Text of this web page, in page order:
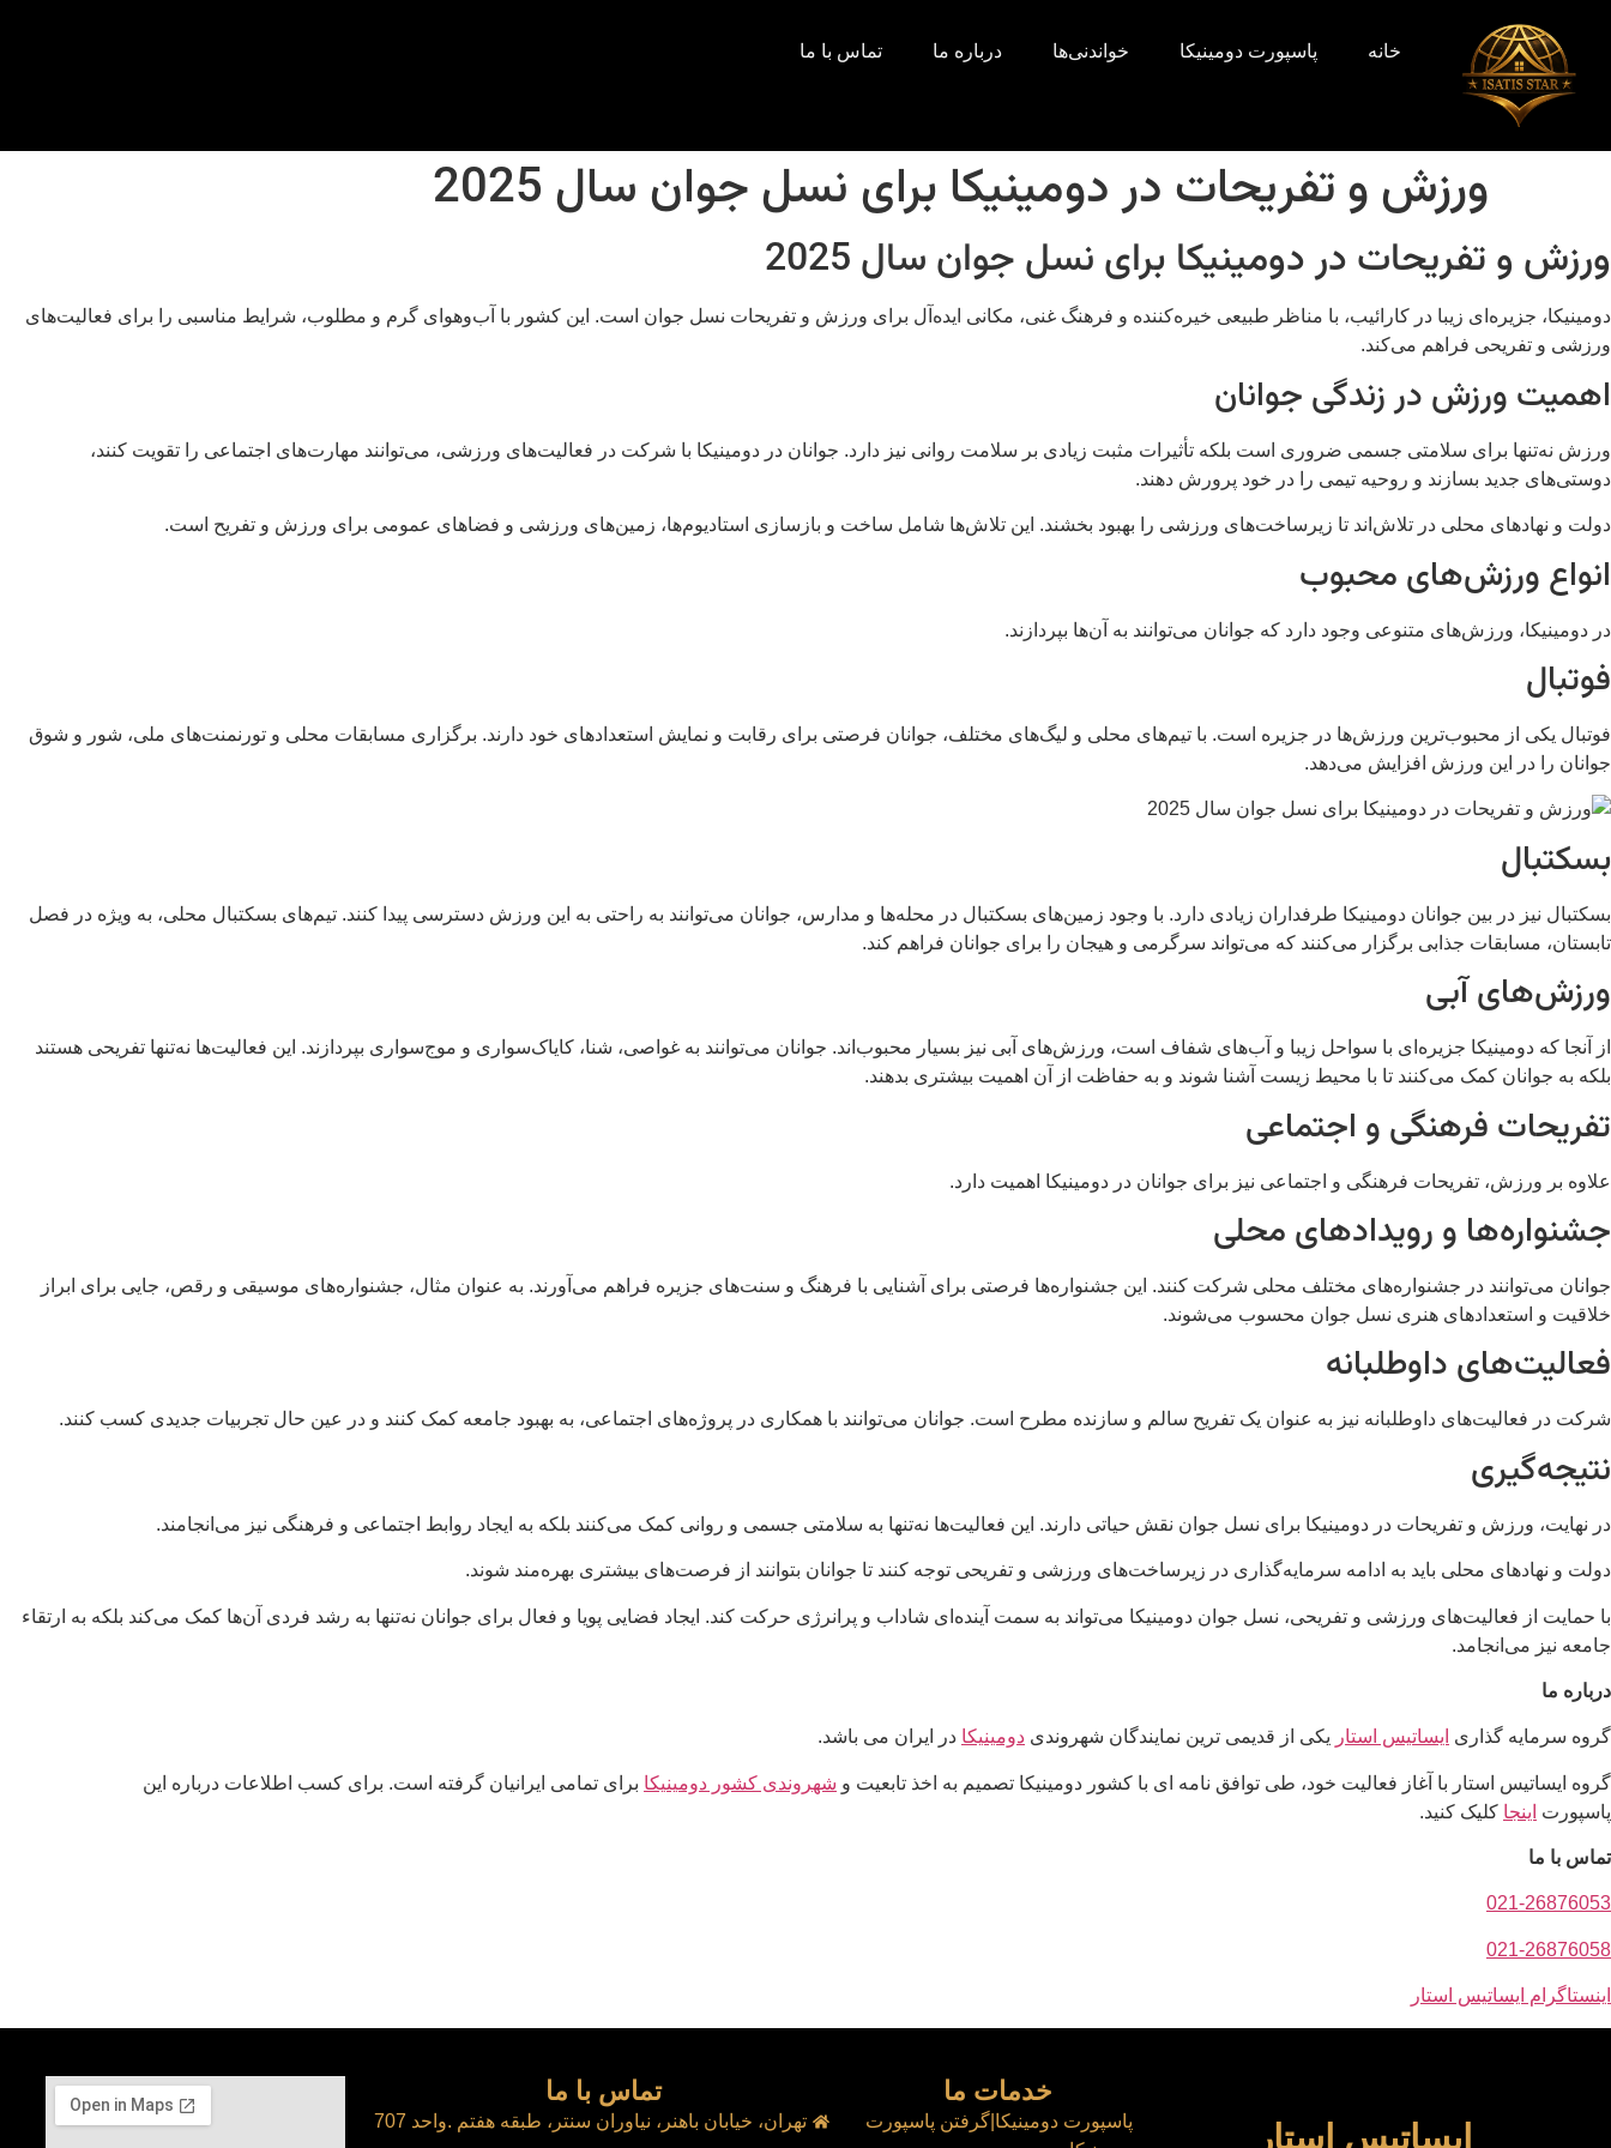
خانه پاسپورت دومینیکا خواندنی‌ها درباره ما تماس با ما
ورزش و تفریحات در دومینیکا برای نسل جوان سال 2025
ورزش و تفریحات در دومینیکا برای نسل جوان سال 2025
دومینیکا، جزیره‌ای زیبا در کارائیب، با مناظر طبیعی خیره‌کننده و فرهنگ غنی، مکانی ایده‌آل برای ورزش و تفریحات نسل جوان است. این کشور با آب‌وهوای گرم و مطلوب، شرایط مناسبی را برای فعالیت‌های
ورزشی و تفریحی فراهم می‌کند.
اهمیت ورزش در زندگی جوانان
ورزش نه‌تنها برای سلامتی جسمی ضروری است بلکه تأثیرات مثبت زیادی بر سلامت روانی نیز دارد. جوانان در دومینیکا با شرکت در فعالیت‌های ورزشی، می‌توانند مهارت‌های اجتماعی را تقویت کنند،
دوستی‌های جدید بسازند و روحیه تیمی را در خود پرورش دهند.
دولت و نهادهای محلی در تلاش‌اند تا زیرساخت‌های ورزشی را بهبود بخشند. این تلاش‌ها شامل ساخت و بازسازی استادیوم‌ها، زمین‌های ورزشی و فضاهای عمومی برای ورزش و تفریح است.
انواع ورزش‌های محبوب
در دومینیکا، ورزش‌های متنوعی وجود دارد که جوانان می‌توانند به آن‌ها بپردازند.
فوتبال
فوتبال یکی از محبوب‌ترین ورزش‌ها در جزیره است. با تیم‌های محلی و لیگ‌های مختلف، جوانان فرصتی برای رقابت و نمایش استعدادهای خود دارند. برگزاری مسابقات محلی و تورنمنت‌های ملی، شور و شوق
جوانان را در این ورزش افزایش می‌دهد.
بسکتبال
بسکتبال نیز در بین جوانان دومینیکا طرفداران زیادی دارد. با وجود زمین‌های بسکتبال در محله‌ها و مدارس، جوانان می‌توانند به راحتی به این ورزش دسترسی پیدا کنند. تیم‌های بسکتبال محلی، به ویژه در فصل
تابستان، مسابقات جذابی برگزار می‌کنند که می‌تواند سرگرمی و هیجان را برای جوانان فراهم کند.
ورزش‌های آبی
از آنجا که دومینیکا جزیره‌ای با سواحل زیبا و آب‌های شفاف است، ورزش‌های آبی نیز بسیار محبوب‌اند. جوانان می‌توانند به غواصی، شنا، کایاک‌سواری و موج‌سواری بپردازند. این فعالیت‌ها نه‌تنها تفریحی هستند
بلکه به جوانان کمک می‌کنند تا با محیط زیست آشنا شوند و به حفاظت از آن اهمیت بیشتری بدهند.
تفریحات فرهنگی و اجتماعی
علاوه بر ورزش، تفریحات فرهنگی و اجتماعی نیز برای جوانان در دومینیکا اهمیت دارد.
جشنواره‌ها و رویدادهای محلی
جوانان می‌توانند در جشنواره‌های مختلف محلی شرکت کنند. این جشنواره‌ها فرصتی برای آشنایی با فرهنگ و سنت‌های جزیره فراهم می‌آورند. به عنوان مثال، جشنواره‌های موسیقی و رقص، جایی برای ابراز
خلاقیت و استعدادهای هنری نسل جوان محسوب می‌شوند.
فعالیت‌های داوطلبانه
شرکت در فعالیت‌های داوطلبانه نیز به عنوان یک تفریح سالم و سازنده مطرح است. جوانان می‌توانند با همکاری در پروژه‌های اجتماعی، به بهبود جامعه کمک کنند و در عین حال تجربیات جدیدی کسب کنند.
نتیجه‌گیری
در نهایت، ورزش و تفریحات در دومینیکا برای نسل جوان نقش حیاتی دارند. این فعالیت‌ها نه‌تنها به سلامتی جسمی و روانی کمک می‌کنند بلکه به ایجاد روابط اجتماعی و فرهنگی نیز می‌انجامند.
دولت و نهادهای محلی باید به ادامه سرمایه‌گذاری در زیرساخت‌های ورزشی و تفریحی توجه کنند تا جوانان بتوانند از فرصت‌های بیشتری بهره‌مند شوند.
با حمایت از فعالیت‌های ورزشی و تفریحی، نسل جوان دومینیکا می‌تواند به سمت آینده‌ای شاداب و پرانرژی حرکت کند. ایجاد فضایی پویا و فعال برای جوانان نه‌تنها به رشد فردی آن‌ها کمک می‌کند بلکه به ارتقاء
جامعه نیز می‌انجامد.
درباره ما
گروه سرمایه گذاری ایساتیس استار یکی از قدیمی ترین نمایندگان شهروندی دومینیکا در ایران می باشد.
گروه ایساتیس استار با آغاز فعالیت خود، طی توافق نامه ای با کشور دومینیکا تصمیم به اخذ تابعیت و شهروندی کشور دومینیکا برای تمامی ایرانیان گرفته است. برای کسب اطلاعات درباره این
پاسپورت اینجا کلیک کنید.
تماس با ما
021-26876053
021-26876058
اینستاگرام ایساتیس استار
ایساتیس استار
خدمات ما
پاسپورت دومینیکا|گرفتن پاسپورت
تماس با ما
تهران، خیابان باهنر، نیاوران سنتر، طبقه هفتم .واحد 707